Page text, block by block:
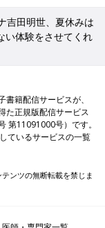
吉田明世、夏休みは
い体験をさせてくれ
籍配信サービスが、
た正規版配信サービス
第11091000号）です。
ているサービスの一覧
ンツの無断転載を禁じま